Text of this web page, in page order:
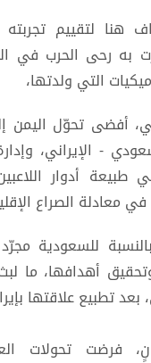
هنا لتقييم
به رحى الحرب في
التي ولدتها،
أفضى تحوّل اليمن
- الإيراني،
أدوار
معادلة الصراع
للسعودية
أهدافها، ما
تطبيع علاقتها
فرضت تحولات